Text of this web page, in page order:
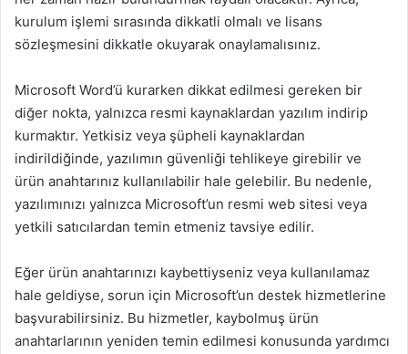
kurulum işlemi sırasında dikkatli olmalı ve lisans
sözleşmesini dikkatle okuyarak onaylamalısınız.
Microsoft Word’ü kurarken dikkat edilmesi gereken bir
diğer nokta, yalnızca resmi kaynaklardan yazılım indirip
kurmaktır. Yetkisiz veya şüpheli kaynaklardan
indirildiğinde, yazılımın güvenliği tehlikeye girebilir ve
ürün anahtarınız kullanılabilir hale gelebilir. Bu nedenle,
yazılımınızı yalnızca Microsoft’un resmi web sitesi veya
yetkili satıcılardan temin etmeniz tavsiye edilir.
Eğer ürün anahtarınızı kaybettiyseniz veya kullanılamaz
hale geldiyse, sorun için Microsoft’un destek hizmetlerine
başvurabilirsiniz. Bu hizmetler, kaybolmuş ürün
anahtarlarının yeniden temin edilmesi konusunda yardımcı